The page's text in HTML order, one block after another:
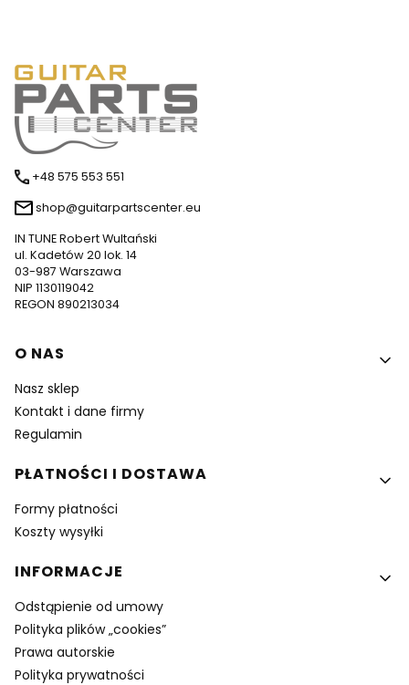
+48 575 553 551
shop@guitarpartscenter.eu
IN TUNE Robert Wultański
ul. Kadetów 20 lok. 14
03-987 Warszawa
NIP 1130119042
REGON 890213034
Linki w stopce
O NAS
Nasz sklep
Kontakt i dane firmy
Regulamin
PŁATNOŚCI I DOSTAWA
Formy płatności
Koszty wysyłki
INFORMACJE
Odstąpienie od umowy
Polityka plików „cookies”
Prawa autorskie
Polityka prywatności